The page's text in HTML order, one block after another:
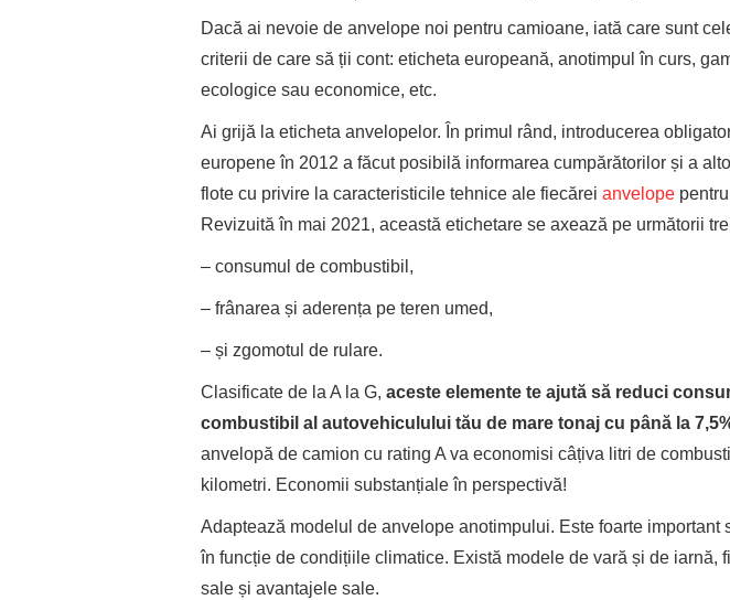
Dacă ai nevoie de anvelope noi pentru camioane, iată care sunt
criterii de care să ții cont: eticheta europeană, anotimpul în curs,
ecologice sau economice, etc.
Ai grijă la eticheta anvelopelor. În primul rând, introducerea
europene în 2012 a făcut posibilă informarea cumpărătorilor și a
flote cu privire la caracteristicile tehnice ale fiecărei anvelope
Revizuită în mai 2021, această etichetare se axează pe următorii
– consumul de combustibil,
– frânarea și aderența pe teren umed,
– și zgomotul de rulare.
Clasificate de la A la G, aceste elemente te ajută să reduci
combustibil al autovehiculului tău de mare tonaj cu până la
anvelopă de camion cu rating A va economisi câțiva litri de
kilometri. Economii substanțiale în perspectivă!
Adaptează modelul de anvelope anotimpului. Este foarte important
în funcție de condițiile climatice. Există modele de vară și de iarnă,
sale și avantajele sale.